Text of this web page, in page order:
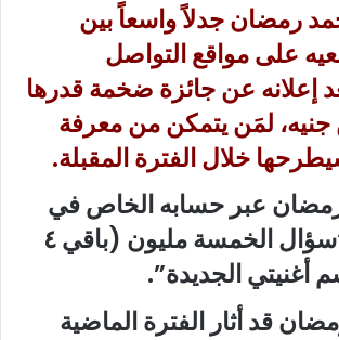
رمضان جدلاً واسعاً بين
على مواقع التواصل
إعلانه عن جائزة ضخمة قدرها
لمَن يتمكن من معرفة
خلال الفترة المقبلة.
عبر حسابه الخاص في
“فيسبوك”: “سؤال الخمسة مليون (باقي ٤
أغنيتي الجديدة”.
قد أثار الفترة الماضية